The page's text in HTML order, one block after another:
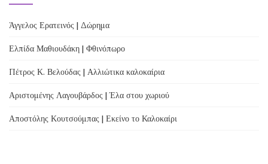
Άγγελος Ερατεινός | Δώρημα
Ελπίδα Μαθιουδάκη | Φθινόπωρο
Πέτρος Κ. Βελούδας | Αλλιώτικα καλοκαίρια
Αριστομένης Λαγουβάρδος | Έλα στου χωριού
Αποστόλης Κουτσούμπας | Εκείνο το Καλοκαίρι